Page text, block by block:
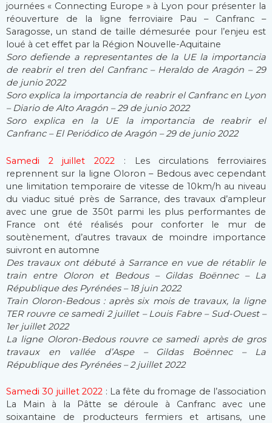
journées « Connecting Europe » à Lyon pour présenter la
réouverture de la ligne ferroviaire Pau – Canfranc –
Saragosse, un stand de taille démesurée pour l’enjeu est
loué à cet effet par la Région Nouvelle-Aquitaine
Soro defiende a representantes de la UE la importancia
de reabrir el tren del Canfranc – Heraldo de Aragón – 29
de junio 2022
Soro explica la importancia de reabrir el Canfranc en Lyon
– Diario de Alto Aragón – 29 de junio 2022
Soro explica en la UE la importancia de reabrir el
Canfranc – El Periódico de Aragón – 29 de junio 2022
Samedi 2 juillet 2022 : Les circulations ferroviaires
reprennent sur la ligne Oloron – Bedous avec cependant
une limitation temporaire de vitesse de 10km/h au niveau
du viaduc situé près de Sarrance, des travaux d’ampleur
avec une grue de 350t parmi les plus performantes de
France ont été réalisés pour conforter le mur de
soutènement, d’autres travaux de moindre importance
suivront en automne
Des travaux ont débuté à Sarrance en vue de rétablir le
train entre Oloron et Bedous – Gildas Boënnec – La
République des Pyrénées – 18 juin 2022
Train Oloron-Bedous : après six mois de travaux, la ligne
TER rouvre ce samedi 2 juillet – Louis Fabre – Sud-Ouest –
1er juillet 2022
La ligne Oloron-Bedous rouvre ce samedi après de gros
travaux en vallée d’Aspe – Gildas Boënnec – La
République des Pyrénées – 2 juillet 2022
Samedi 30 juillet 2022 : La fête du fromage de l’association
La Main à la Pâtte se déroule à Canfranc avec une
soixantaine de producteurs fermiers et artisans, une